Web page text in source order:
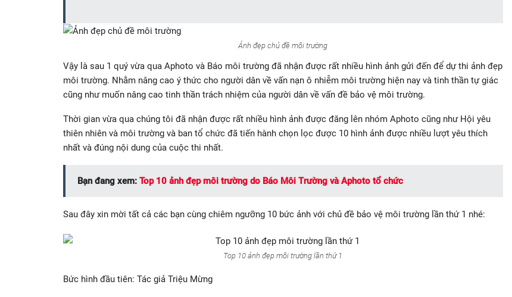
Ảnh đẹp chủ đề môi trường
Vậy là sau 1 quý vừa qua Aphoto và Báo môi trường đã nhận được rất nhiều hình ảnh gửi đến để dự thi ảnh đẹp
môi trường. Nhằm nâng cao ý thức cho người dân về vấn nạn ô nhiễm môi trường hiện nay và tinh thần tự giác
cũng như muốn nâng cao tinh thần trách nhiệm của người dân về vấn đề bảo vệ môi trường.
Thời gian vừa qua chúng tôi đã nhận được rất nhiều hình ảnh được đăng lên nhóm Aphoto cũng như Hội yêu
thiên nhiên và môi trường và ban tổ chức đã tiến hành chọn lọc được 10 hình ảnh được nhiều lượt yêu thích
nhất và đúng nội dung của cuộc thi nhất.
Bạn đang xem: Top 10 ảnh đẹp môi trường do Báo Môi Trường và Aphoto tổ chức
Sau đây xin mời tất cả các bạn cùng chiêm ngưỡng 10 bức ảnh với chủ đề bảo vệ môi trường lần thứ 1 nhé:
Top 10 ảnh đẹp môi trường lần thứ 1
Bức hình đầu tiên: Tác giả Triệu Mừng